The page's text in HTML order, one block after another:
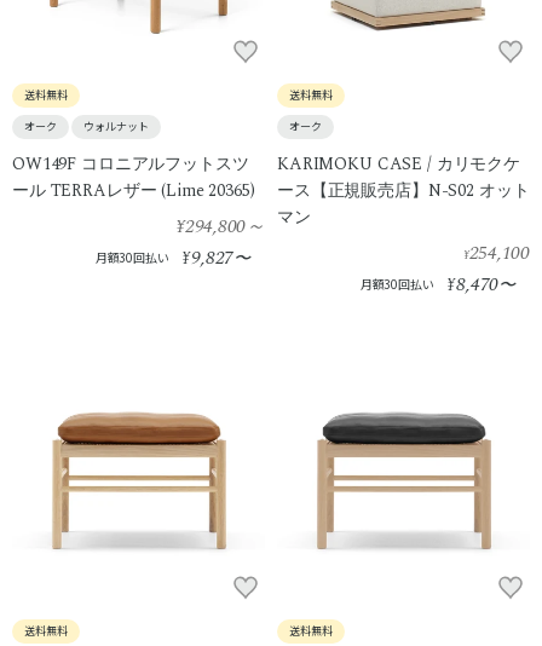
送料無料
オーク
ウォルナット
OW149F コロニアルフットスツ
ール TERRAレザー (Lime 20365)
¥294,800～
月額30回払い ¥9,827〜
送料無料
オーク
KARIMOKU CASE / カリモクケ
ース【正規販売店】N-S02 オット
マン
¥254,100
月額30回払い ¥8,470〜
送料無料
送料無料